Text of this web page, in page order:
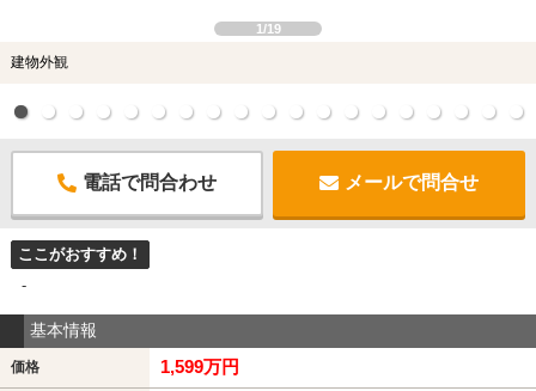
1/19
建物外観
電話で問合わせ メールで問合せ
ここがおすすめ！
-
基本情報
価格 1,599万円